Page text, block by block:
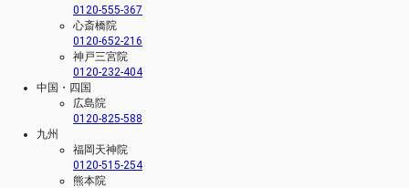
0120-555-367
心斎橋院
0120-652-216
神戸三宮院
0120-232-404
中国・四国
広島院
0120-825-588
九州
福岡天神院
0120-515-254
熊本院